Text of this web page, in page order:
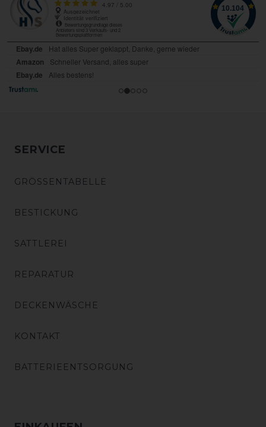
SERVICE
GRÖSSENTABELLE
BESTICKUNG
SATTLEREI
REPARATUR
DECKENWÄSCHE
KONTAKT
BATTERIEENTSORGUNG